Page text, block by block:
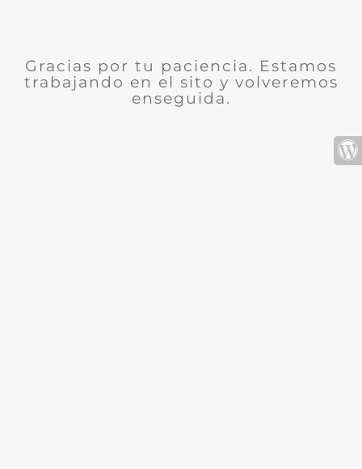
Gracias por tu paciencia. Estamos
trabajando en el sito y volveremos
enseguida.